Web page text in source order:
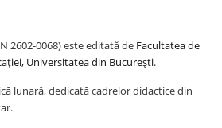
2602-0068) este editată de Facultatea de
Universitatea din București.
lunară, dedicată cadrelor didactice din